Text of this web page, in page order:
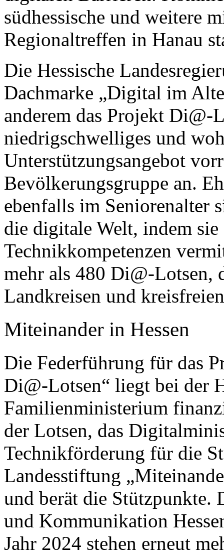
südhessische und weitere
Regionaltreffen in Hanau
Die Hessische
Dachmarke „Digital im
anderem das Projekt Di@-
niedrigschwelliges und
Unterstützungsangebot
Bevölkerungsgruppe an.
ebenfalls im Seniorenalter
die digitale Welt, indem
Technikkompetenzen
mehr als 480 Di@-Lotsen,
Landkreisen und
Miteinander in Hessen
Die Federführung für das
Di@-Lotsen“ liegt bei der
Familienministerium
der Lotsen, das
Technikförderung für die
Landesstiftung
und berät die Stützpunkte.
und Kommunikation
Jahr 2024 stehen erneut